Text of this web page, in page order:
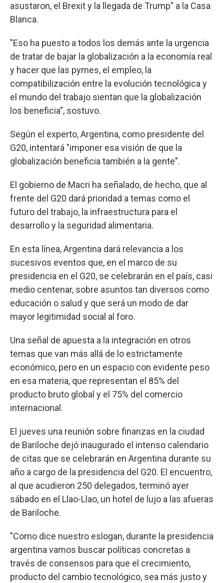
asustaron, el Brexit y la llegada de Trump" a la Casa
Blanca.
"Eso ha puesto a todos los demás ante la urgencia
de tratar de bajar la globalización a la economía real
y hacer que las pymes, el empleo, la
compatibilización entre la evolución tecnológica y
el mundo del trabajo sientan que la globalización
los beneficia", sostuvo.
Según el experto, Argentina, como presidente del
G20, intentará "imponer esa visión de que la
globalización beneficia también a la gente".
El gobierno de Macri ha señalado, de hecho, que al
frente del G20 dará prioridad a temas como el
futuro del trabajo, la infraestructura para el
desarrollo y la seguridad alimentaria.
En esta línea, Argentina dará relevancia a los
sucesivos eventos que, en el marco de su
presidencia en el G20, se celebrarán en el país, casi
medio centenar, sobre asuntos tan diversos como
educación o salud y que será un modo de dar
mayor legitimidad social al foro.
Una señal de apuesta a la integración en otros
temas que van más allá de lo estrictamente
económico, pero en un espacio con evidente peso
en esa materia, que representan el 85% del
producto bruto global y el 75% del comercio
internacional.
El jueves una reunión sobre finanzas en la ciudad
de Bariloche dejó inaugurado el intenso calendario
de citas que se celebrarán en Argentina durante su
año a cargo de la presidencia del G20. El encuentro,
al que acudieron 250 delegados, terminó ayer
sábado en el Llao-Llao, un hotel de lujo a las afueras
de Bariloche.
"Como dice nuestro eslogan, durante la presidencia
argentina vamos buscar políticas concretas a
través de consensos para que el crecimiento,
producto del cambio tecnológico, sea más justo y